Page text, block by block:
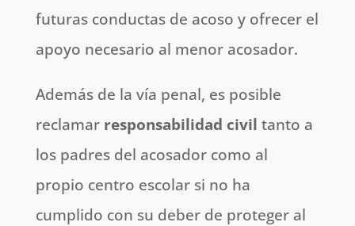
futuras conductas de acoso y ofrecer el
apoyo necesario al menor acosador.
Además de la vía penal, es posible
reclamar responsabilidad civil tanto a
los padres del acosador como al
propio centro escolar si no ha
cumplido con su deber de proteger al